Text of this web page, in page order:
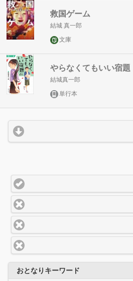
救国ゲーム
結城 真一郎
文庫
やらなくてもいい宿題
結城真一郎
単行本
おとなりキーワード